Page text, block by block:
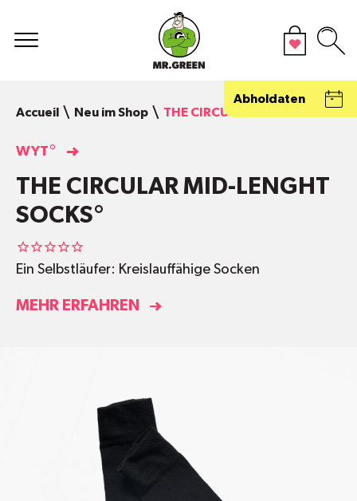
Abholdaten
Accueil
Neu im Shop THE CIRCULAR MID-LENGHT
WYT°
THE CIRCULAR MID-LENGHT
SOCKS°
Ein Selbstläufer: Kreislauffähige Socken
MEHR ERFAHREN